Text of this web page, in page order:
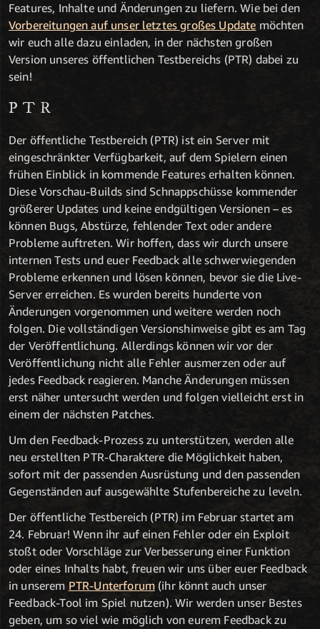
Features, Inhalte und Änderungen zu liefern. Wie bei den
Vorbereitungen auf unser letztes großes Update möchten
wir euch alle dazu einladen, in der nächsten großen
Version unseres öffentlichen Testbereichs (PTR) dabei zu
sein!
PTR
Der öffentliche Testbereich (PTR) ist ein Server mit
eingeschränkter Verfügbarkeit, auf dem Spielern einen
frühen Einblick in kommende Features erhalten können.
Diese Vorschau-Builds sind Schnappschüsse kommender
größerer Updates und keine endgültigen Versionen – es
können Bugs, Abstürze, fehlender Text oder andere
Probleme auftreten. Wir hoffen, dass wir durch unsere
internen Tests und euer Feedback alle schwerwiegenden
Probleme erkennen und lösen können, bevor sie die Live-
Server erreichen. Es wurden bereits hunderte von
Änderungen vorgenommen und weitere werden noch
folgen. Die vollständigen Versionshinweise gibt es am Tag
der Veröffentlichung. Allerdings können wir vor der
Veröffentlichung nicht alle Fehler ausmerzen oder auf
jedes Feedback reagieren. Manche Änderungen müssen
erst näher untersucht werden und folgen vielleicht erst in
einem der nächsten Patches.
Um den Feedback-Prozess zu unterstützen, werden alle
neu erstellten PTR-Charaktere die Möglichkeit haben,
sofort mit der passenden Ausrüstung und den passenden
Gegenständen auf ausgewählte Stufenbereiche zu leveln.
Der öffentliche Testbereich (PTR) im Februar startet am
24. Februar! Wenn ihr auf einen Fehler oder ein Exploit
stoßt oder Vorschläge zur Verbesserung einer Funktion
oder eines Inhalts habt, freuen wir uns über euer Feedback
in unserem PTR-Unterforum (ihr könnt auch unser
Feedback-Tool im Spiel nutzen). Wir werden unser Bestes
geben, um so viel wie möglich von eurem Feedback zu